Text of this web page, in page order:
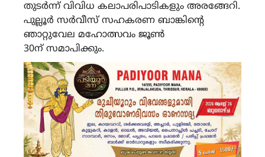
തുടർന്ന് വിവിധ കലാപരിപാടികളും അരങ്ങേറി.
പുല്ലൂർ സർവീസ് സഹകരണ ബാങ്കിന്‍റെ
ഞാറ്റുവേല മഹോത്സവം ജൂൺ
30ന് സമാപിക്കും.